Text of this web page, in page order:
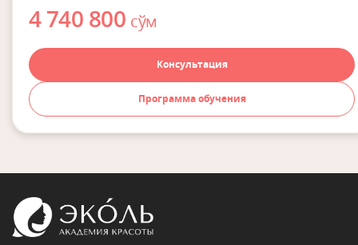
4 740 800 сўм
Консультация
Программа обучения